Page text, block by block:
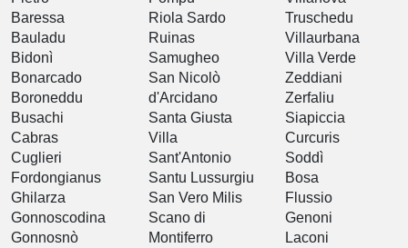
Baressa
Bauladu
Bidonì
Bonarcado
Boroneddu
Busachi
Cabras
Cuglieri
Fordongianus
Ghilarza
Gonnoscodina
Gonnosnò
Riola Sardo
Ruinas
Samugheo
San Nicolò
d'Arcidano
Santa Giusta
Villa
Sant'Antonio
Santu Lussurgiu
San Vero Milis
Scano di
Montiferro
Truschedu
Villaurbana
Villa Verde
Zeddiani
Zerfaliu
Siapiccia
Curcuris
Soddì
Bosa
Flussio
Genoni
Laconi